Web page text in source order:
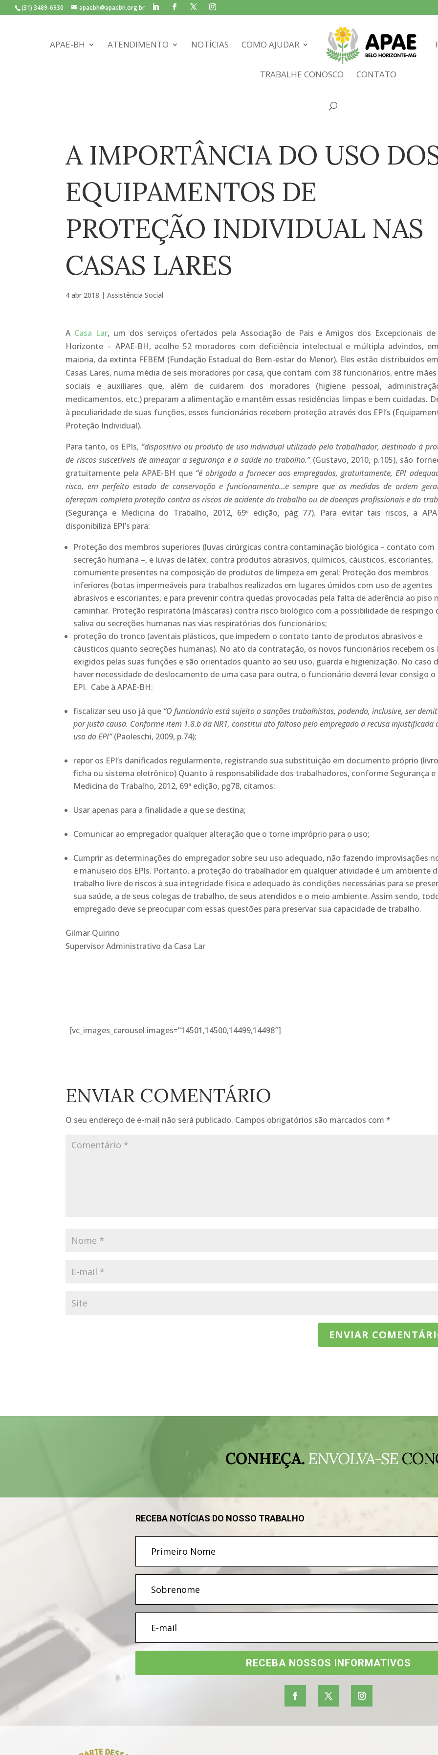
(31) 3489-6930 apaebh@apaebh.org.br
APAE-BH ATENDIMENTO NOTÍCIAS COMO AJUDAR
TRABALHE CONOSCO CONTATO
A IMPORTÂNCIA DO USO
EQUIPAMENTOS DE
PROTEÇÃO INDIVIDUAL NAS
CASAS LARES
4 abr 2018 |Assistência Social
A Casa Lar, um dos serviços ofertados pela Associação de Pais e Amigos dos Excepcionais de
Horizonte – APAE-BH, acolhe 52 moradores com deficiência intelectual e múltipla advindos,
maioria, da extinta FEBEM (Fundação Estadual do Bem-estar do Menor). Eles estão distribuídos
Casas Lares, numa média de seis moradores por casa, que contam com 38 funcionários, entre
sociais e auxiliares que, além de cuidarem dos moradores (higiene pessoal,
medicamentos, etc.) preparam a alimentação e mantêm essas residências limpas e bem cuidadas.
à peculiaridade de suas funções, esses funcionários recebem proteção através dos EPI’s
Proteção Individual).
Para tanto, os EPIs, “dispositivo ou produto de uso individual utilizado pelo trabalhador, destinado à
de riscos suscetíveis de ameaçar a segurança e a saúde no trabalho.”(Gustavo, 2010, p.105), são
gratuitamente pela APAE-BH que “é obrigada a fornecer aos empregados, gratuitamente, EPI
risco, em perfeito estado de conservação e funcionamento…e sempre que as medidas de ordem
ofereçam completa proteção contra os riscos de acidente do trabalho ou de doenças profissionais e do
(Segurança e Medicina do Trabalho, 2012, 69ª edição, pág 77). Para evitar tais riscos, a
disponibiliza EPI’s para:
Proteção dos membros superiores (luvas cirúrgicas contra contaminação biológica – contato com
secreção humana –, e luvas de látex, contra produtos abrasivos, químicos, cáusticos, escoriantes,
comumente presentes na composição de produtos de limpeza em geral; Proteção dos membros
inferiores (botas impermeáveis para trabalhos realizados em lugares úmidos com uso de agentes
abrasivos e escoriantes, e para prevenir contra quedas provocadas pela falta de aderência ao piso
caminhar. Proteção respiratória (máscaras) contra risco biológico com a possibilidade de respingo
saliva ou secreções humanas nas vias respiratórias dos funcionários;
proteção do tronco (aventais plásticos, que impedem o contato tanto de produtos abrasivos e
cáusticos quanto secreções humanas). No ato da contratação, os novos funcionários recebem os
exigidos pelas suas funções e são orientados quanto ao seu uso, guarda e higienização. No caso
haver necessidade de deslocamento de uma casa para outra, o funcionário deverá levar consigo o
EPI. Cabe à APAE-BH:
fiscalizar seu uso já que “O funcionário está sujeito a sanções trabalhistas, podendo, inclusive, ser
por justa causa. Conforme item 1.8.b da NR1, constitui ato faltoso pelo empregado a recusa injustificada
uso do EPI”(Paoleschi, 2009, p.74);
repor os EPI’s danificados regularmente, registrando sua substituição em documento próprio
ficha ou sistema eletrônico) Quanto à responsabilidade dos trabalhadores, conforme Segurança e
Medicina do Trabalho, 2012, 69ª edição, pg78, citamos:
Usar apenas para a finalidade a que se destina;
Comunicar ao empregador qualquer alteração que o torne impróprio para o uso;
Cumprir as determinações do empregador sobre seu uso adequado, não fazendo improvisações
e manuseio dos EPIs. Portanto, a proteção do trabalhador em qualquer atividade é um ambiente
trabalho livre de riscos à sua integridade física e adequado às condições necessárias para se
sua saúde, a de seus colegas de trabalho, de seus atendidos e o meio ambiente. Assim sendo,
empregado deve se preocupar com essas questões para preservar sua capacidade de trabalho.
Gilmar Quirino
Supervisor Administrativo da Casa Lar
[vc_images_carousel images=”14501,14500,14499,14498″]
ENVIAR COMENTÁRIO
O seu endereço de e-mail não será publicado. Campos obrigatórios são marcados com*
CONHEÇA.ENVOLVA-SE
RECEBA NOTÍCIAS DO NOSSO TRABALHO
RECEBA NOSSOS INFORMATIVOS